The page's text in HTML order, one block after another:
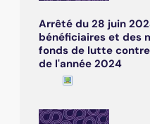
Arrêté du 28 juin
bénéficiaires et des
fonds de lutte
de l'année 2024